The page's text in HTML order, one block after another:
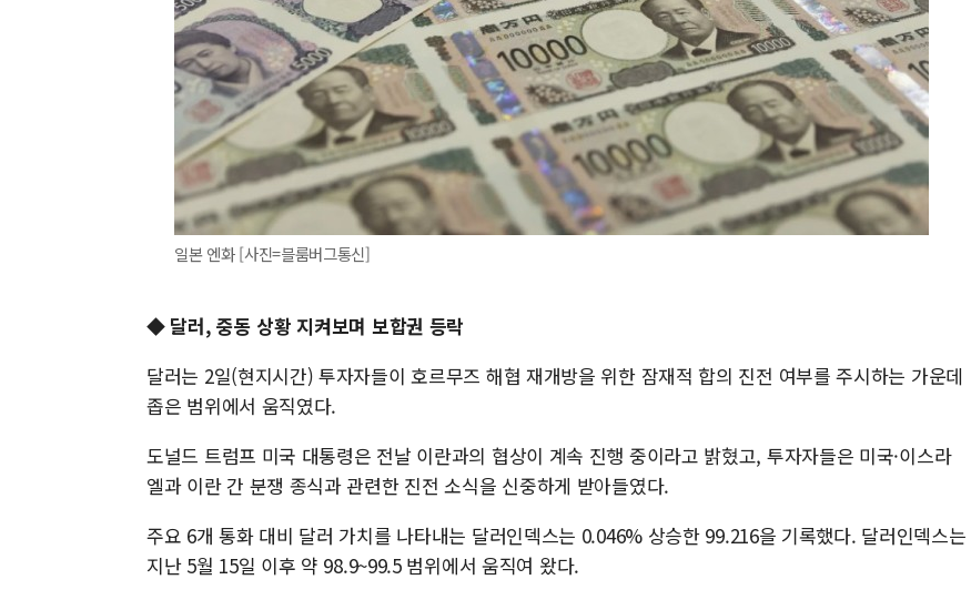
일본 엔화 [사진=블룸버그통신]
◆ 달러, 중동 상황 지켜보며 보합권 등락
달러는 2일(현지시간) 투자자들이 호르무즈 해협 재개방을 위한 잠재적 합의 진전 여부를 주시하는 가운데
좁은 범위에서 움직였다.
도널드 트럼프 미국 대통령은 전날 이란과의 협상이 계속 진행 중이라고 밝혔고, 투자자들은 미국·이스라
엘과 이란 간 분쟁 종식과 관련한 진전 소식을 신중하게 받아들였다.
주요 6개 통화 대비 달러 가치를 나타내는 달러인덱스는 0.046% 상승한 99.216을 기록했다. 달러인덱스는
지난 5월 15일 이후 약 98.9~99.5 범위에서 움직여 왔다.